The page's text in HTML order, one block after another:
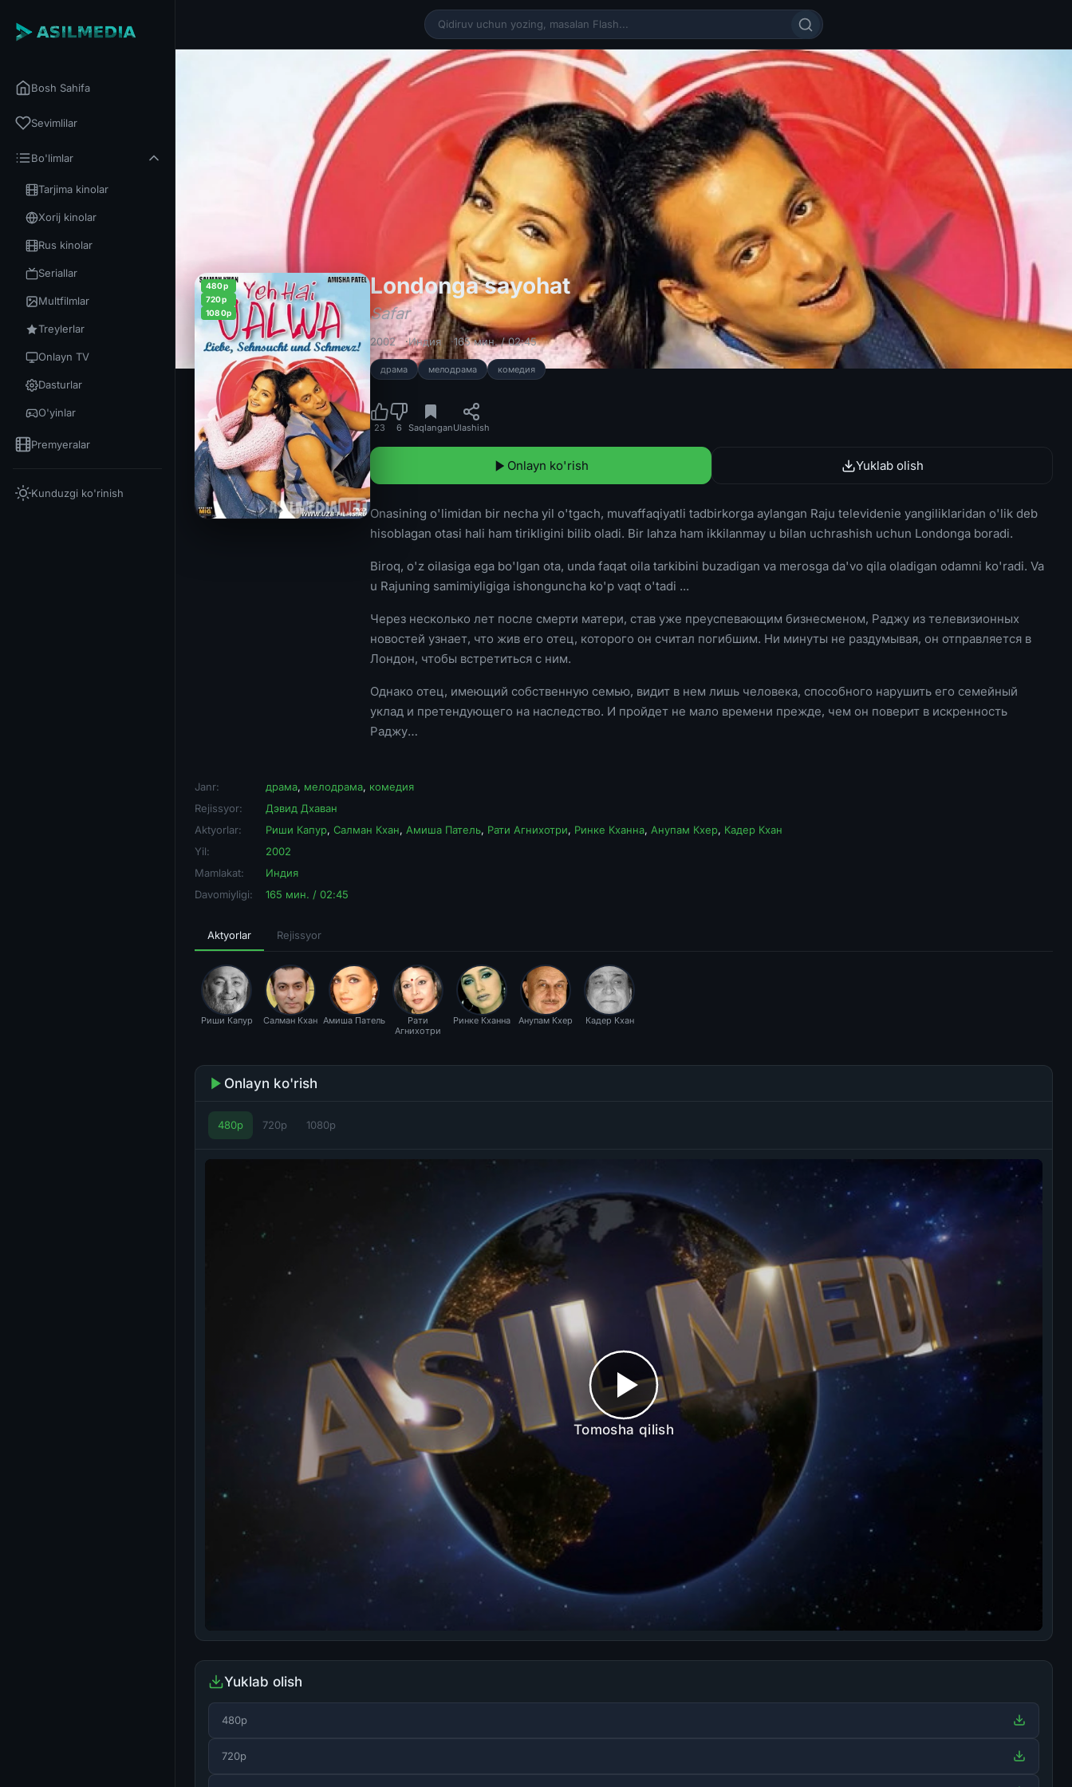
Bosh Sahifa
Sevimlilar
Bo'limlar
Tarjima kinolar
Xorij kinolar
Rus kinolar
Seriallar
Multfilmlar
Treylerlar
Onlayn TV
Dasturlar
O'yinlar
Premyeralar
Kunduzgi ko'rinish
480p
720p
1080p
Londonga sayohatLondonga sayohat / Safar Hind kino Uzbek
Safar
2002 Индия 165 мин. / 02:45
драма мелодрама комедия
23 6 SaqlanganUlashish
Onlayn ko'rish Yuklab olish
Onasining o'limidan bir necha yil o'tgach, muvaffaqiyatli tadbirkorga aylangan Raju televidenie yangiliklaridan o'lik deb
hisoblagan otasi hali ham tirikligini bilib oladi. Bir lahza ham ikkilanmay u bilan uchrashish uchun Londonga boradi.
Biroq, o'z oilasiga ega bo'lgan ota, unda faqat oila tarkibini buzadigan va merosga da'vo qila oladigan odamni ko'radi. Va
u Rajuning samimiyligiga ishonguncha ko'p vaqt o'tadi ...
Через несколько лет после смерти матери, став уже преуспевающим бизнесменом, Раджу из телевизионных
новостей узнает, что жив его отец, которого он считал погибшим. Ни минуты не раздумывая, он отправляется в
Лондон, чтобы встретиться с ним.
Однако отец, имеющий собственную семью, видит в нем лишь человека, способного нарушить его семейный
уклад и претендующего на наследство. И пройдет не мало времени прежде, чем он поверит в искренность
Раджу…
Janr: драма, мелодрама, комедия
Rejissyor:
Дэвид Дхаван
Aktyorlar:
Риши Капур, Салман Кхан, Амиша Патель, Рати Агнихотри, Ринке Кханна, Анупам Кхер, Кадер Кхан
Yil:
2002
Mamlakat:
Индия
Davomiyligi:
165 мин. / 02:45
Aktyorlar Rejissyor
Риши Капур Салман Кхан Амиша Патель
Рати
Агнихотри
Ринке Кханна Анупам Кхер Кадер Кхан
Onlayn ko'rish
480p 720p 1080p
Tomosha qilish
Yuklab olish
480p
720p